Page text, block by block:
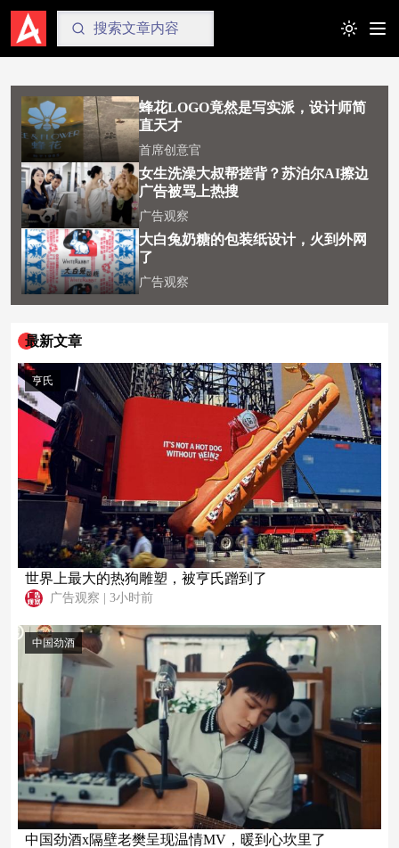
Toggle
分
韩娱妹
蜂花LOGO竟然是写实派，设计师简
直天才
首席创意官
女生洗澡大叔帮搓背？苏泊尔AI擦边
广告被骂上热搜
广告观察
大白兔奶糖的包装纸设计，火到外网
了
广告观察
最新文章
亨氏
世界上最大的热狗雕塑，被亨氏蹭到了
广告观察 | 3小时前
中国劲酒
中国劲酒x隔壁老樊呈现温情MV，暖到心坎里了